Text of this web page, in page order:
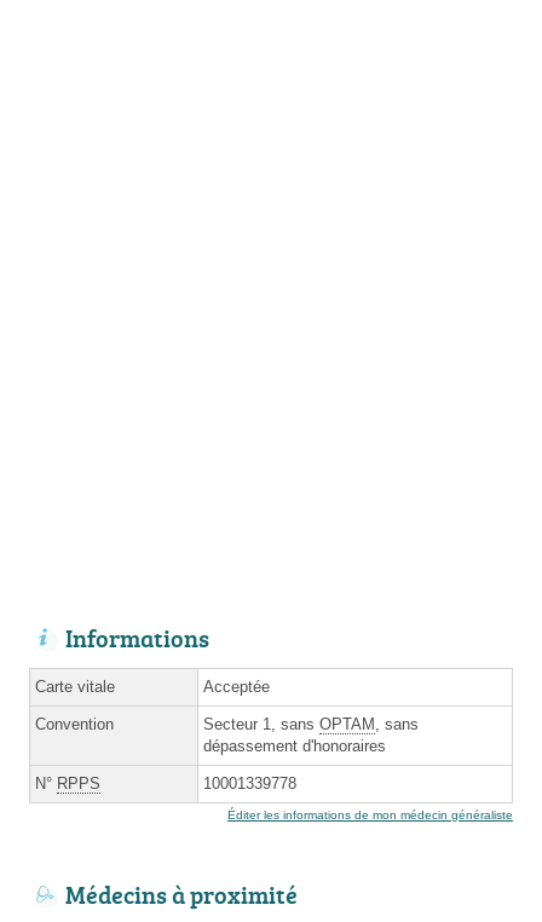
Informations
Carte vitale Acceptée
Convention Secteur 1, sans OPTAM , sans
dépassement d'honoraires
N° RPPS 10001339778
Éditer les informations de mon médecin généraliste
Médecins à proximité